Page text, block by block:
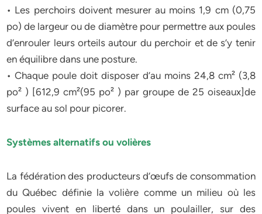
• Les perchoirs doivent mesurer au moins 1,9 cm (0,75
po) de largeur ou de diamètre pour permettre aux poules
d’enrouler leurs orteils autour du perchoir et de s’y tenir
en équilibre dans une posture.
• Chaque poule doit disposer d’au moins 24,8 cm² (3,8
po² ) [612,9 cm²(95 po² ) par groupe de 25 oiseaux]de
surface au sol pour picorer.
Systèmes alternatifs ou volières
La fédération des producteurs d’œufs de consommation
du Québec définie la volière comme un milieu où les
poules vivent en liberté dans un poulailler, sur des